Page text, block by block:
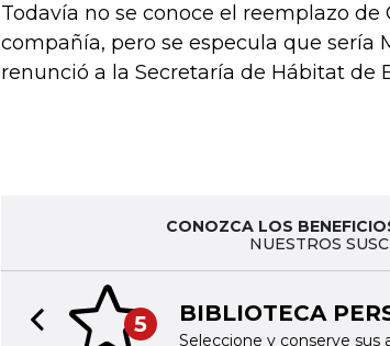
Todavía no se conoce el reemplazo
compañía, pero se especula que sería
renunció a la Secretaría de Hábitat de
CONOZCA LOS
NUESTROS
5 BIBLIOTECA
Seleccione y conserve sus
Previous slide